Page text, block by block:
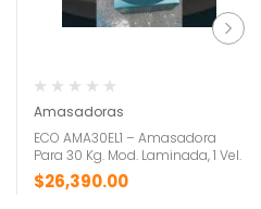
Amasadoras
ECO AMA30EL1 – Amasadora
Para 30 Kg. Mod. Laminada, 1 Vel.
$26,390.00